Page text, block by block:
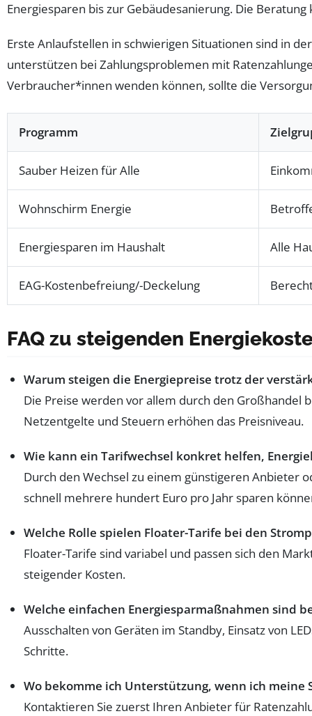
Energiesparen bis zur Gebäudesanierung. Die
Erste Anlaufstellen in schwierigen Situationen sind in
unterstützen bei Zahlungsproblemen mit
Verbraucher*innen wenden können, sollte die
Programm
Sauber Heizen für Alle
Wohnschirm Energie
Energiesparen im Haushalt Alle
EAG-Kostenbefreiung/-Deckelung
FAQ zu steigenden
Warum steigen die Energiepreise trotz der
Die Preise werden vor allem durch den
Netzentgelte und Steuern erhöhen das Preisniveau.
Wie kann ein Tarifwechsel konkret helfen,
Durch den Wechsel zu einem günstigeren
schnell mehrere hundert Euro pro Jahr sparen
Welche Rolle spielen Floater-Tarife bei den
Floater-Tarife sind variabel und passen sich den
steigender Kosten.
Welche einfachen Energiesparmaßnahmen sind
Ausschalten von Geräten im Standby, Einsatz von
Schritte.
Wo bekomme ich Unterstützung, wenn ich
Kontaktieren Sie zuerst Ihren Anbieter für